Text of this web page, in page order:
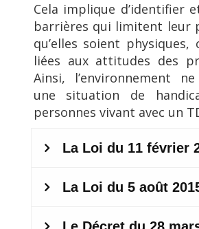
Cela implique d’identifier
barrières qui limitent leur
qu’elles soient physiques,
liées aux attitudes des
Ainsi, l’environnement
une situation de
personnes vivant avec un